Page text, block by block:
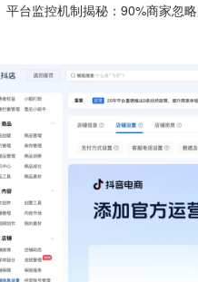
平台监控机制揭秘：90%商家忽